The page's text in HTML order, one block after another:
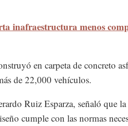
inafraestructura menos
en carpeta de concreto
de 22,000 vehículos.
Ruiz Esparza, señaló que
cumple con las normas